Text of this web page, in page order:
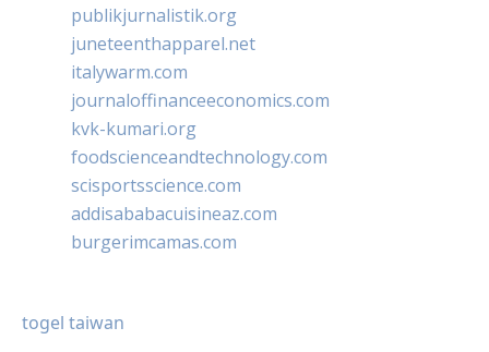
publikjurnalistik.org
juneteenthapparel.net
italywarm.com
journaloffinanceeconomics.com
kvk-kumari.org
foodscienceandtechnology.com
scisportsscience.com
addisababacuisineaz.com
burgerimcamas.com
togel taiwan